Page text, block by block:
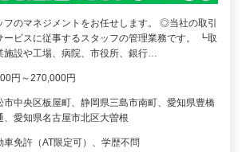
フのマネジメントをお任せします。 ◎当社の取引
ービスに従事するスタッフの管理業務です。 ┗取
施設や工場、病院、市役所、銀行…
円～270,000円
市中央区板屋町、静岡県三島市南町、愛知県豊橋
、愛知県名古屋市北区大曽根
車免許（AT限定可）、学歴不問